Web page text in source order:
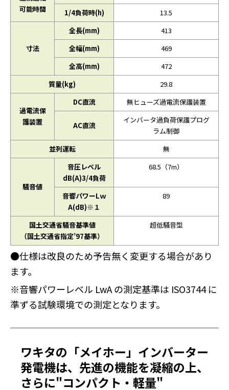
可能時間
1/4負荷時(h) 13.5
寸法
全長(mm)
413
全幅(mm)
469
全高(mm)
472
質量(kg)
29.8
過電流保
護装置
DC直流 無ヒューズ過電流保護装置
AC直流
インバータ過負荷保護プログ
ラム制御
並列運転
無
騒音値
音圧レベル
dB(A)3/4負荷
68.5（7m）
音響パワーLｗ
A(dB)※１
89
国土交通省騒音基準値
（国土交通省指定’97基準）
超低騒音型
●仕様は改良のため予告無く変更する場合があり
ます。
※音響パワーレベル LwA の測定基準は ISO3744 に
準ずる試験環境での測定となります。
ワキタの「メイホー」インバーター
発電機は、先進の機能を凝縮の上、
さらに"コンパクト・軽量"